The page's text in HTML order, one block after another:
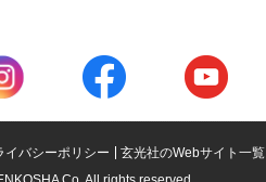
イバシーポリシー 玄光社のWebサイト一覧